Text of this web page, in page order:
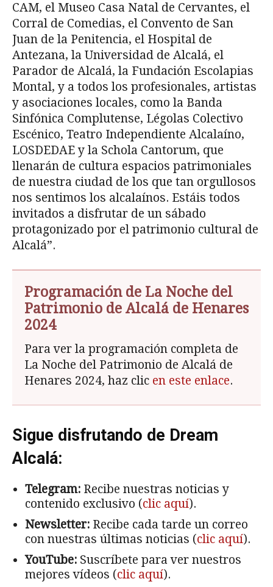
CAM, el Museo Casa Natal de Cervantes, el
Corral de Comedias, el Convento de San
Juan de la Penitencia, el Hospital de
Antezana, la Universidad de Alcalá, el
Parador de Alcalá, la Fundación Escolapias
Montal, y a todos los profesionales, artistas
y asociaciones locales, como la Banda
Sinfónica Complutense, Légolas Colectivo
Escénico, Teatro Independiente Alcalaíno,
LOSDEDAE y la Schola Cantorum, que
llenarán de cultura espacios patrimoniales
de nuestra ciudad de los que tan orgullosos
nos sentimos los alcalaínos. Estáis todos
invitados a disfrutar de un sábado
protagonizado por el patrimonio cultural de
Alcalá”.
Programación de La Noche del
Patrimonio de Alcalá de Henares
2024
Para ver la programación completa de
La Noche del Patrimonio de Alcalá de
Henares 2024, haz clic en este enlace.
Sigue disfrutando de Dream
Alcalá:
Telegram: Recibe nuestras noticias y
contenido exclusivo (clic aquí).
Newsletter: Recibe cada tarde un correo
con nuestras últimas noticias (clic aquí).
YouTube: Suscríbete para ver nuestros
mejores vídeos (clic aquí).